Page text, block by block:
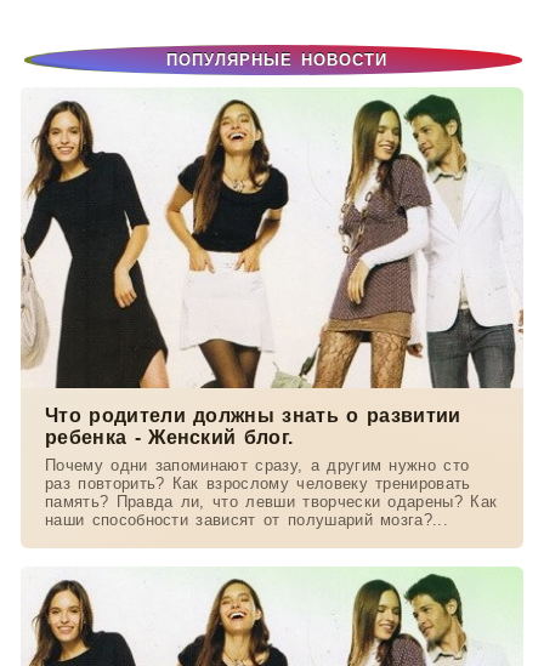
ПОПУЛЯРНЫЕ НОВОСТИ
Что родители должны знать о развитии
ребенка - Женский блог.
Почему одни запоминают сразу, а другим нужно сто
раз повторить? Как взрослому человеку тренировать
память? Правда ли, что левши творчески одарены? Как
наши способности зависят от полушарий мозга?...